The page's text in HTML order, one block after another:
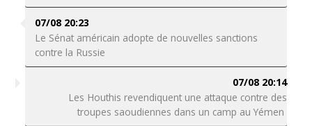
07/08 20:23
Le Sénat américain adopte de nouvelles sanctions
contre la Russie
07/08 20:14
Les Houthis revendiquent une attaque contre des
troupes saoudiennes dans un camp au Yémen